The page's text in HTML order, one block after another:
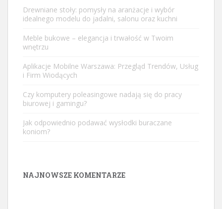
Drewniane stoły: pomysły na aranżacje i wybór
idealnego modelu do jadalni, salonu oraz kuchni
Meble bukowe – elegancja i trwałość w Twoim
wnętrzu
Aplikacje Mobilne Warszawa: Przegląd Trendów, Usług
i Firm Wiodących
Czy komputery poleasingowe nadają się do pracy
biurowej i gamingu?
Jak odpowiednio podawać wysłodki buraczane
koniom?
NAJNOWSZE KOMENTARZE